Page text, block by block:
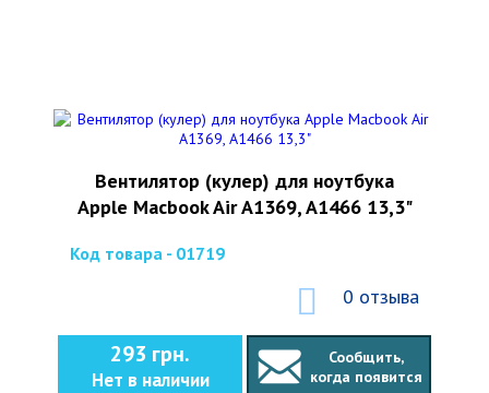
Вентилятор (кулер) для ноутбука
Apple Macbook Air A1369, A1466 13,3"
Код товара - 01719
0 отзыва
293 грн.
Нет в наличии
Сообщить,
когда появится